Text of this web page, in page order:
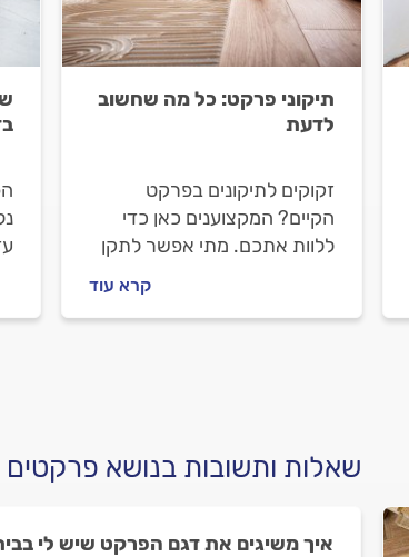
תיקוני פרקט: כל מה שחשוב
לדעת
זקוקים לתיקונים בפרקט
הקיים? המקצוענים כאן כדי
ללוות אתכם. מתי אפשר לתקן
להיעזר בבעל מקצוע כולל, איך
מתנהלים מול וכמה זה יעלה?
קרא עוד
שאלות ותשובות בנושא פרקטים
איך משיגים את דגם הפרקט שיש לי